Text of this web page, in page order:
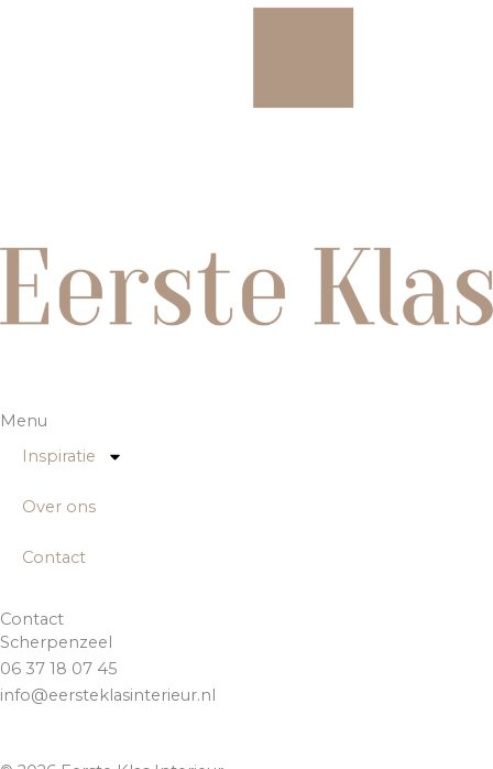
Menu
Inspiratie
Over ons
Contact
Contact
Scherpenzeel
06 37 18 07 45
info@eersteklasinterieur.nl